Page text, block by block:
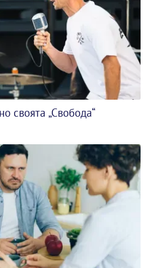
своята „Свобода“